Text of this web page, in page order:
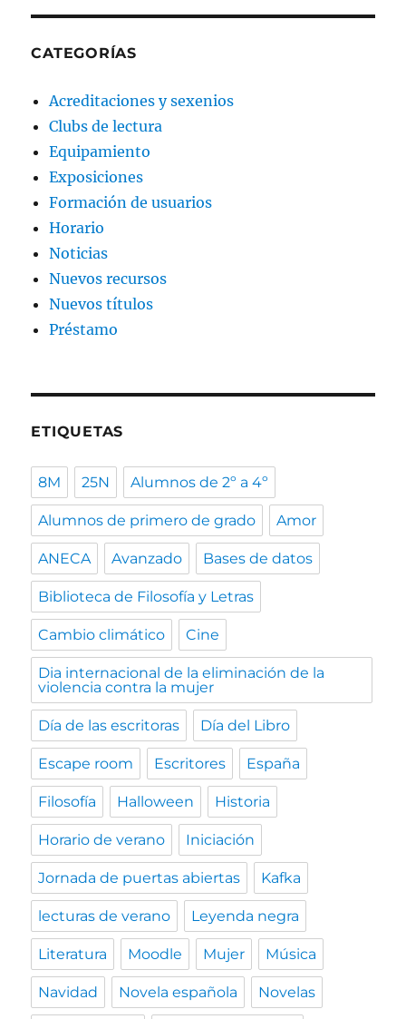
CATEGORÍAS
Acreditaciones y sexenios
Clubs de lectura
Equipamiento
Exposiciones
Formación de usuarios
Horario
Noticias
Nuevos recursos
Nuevos títulos
Préstamo
ETIQUETAS
8M 25N Alumnos de 2º a 4º
Alumnos de primero de grado Amor
ANECA Avanzado Bases de datos
Biblioteca de Filosofía y Letras
Cambio climático Cine
Dia internacional de la eliminación de la
violencia contra la mujer
Día de las escritoras Día del Libro
Escape room Escritores España
Filosofía Halloween Historia
Horario de verano Iniciación
Jornada de puertas abiertas Kafka
lecturas de verano Leyenda negra
Literatura Moodle Mujer Música
Navidad Novela española Novelas